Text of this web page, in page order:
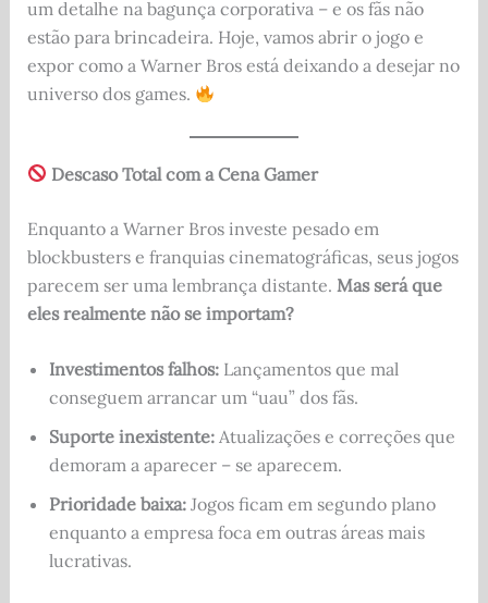
o
o
k
p
p
um detalhe na bagunça corporativa – e os fãs não
estão para brincadeira. Hoje, vamos abrir o jogo e
expor como a Warner Bros está deixando a desejar no
universo dos games.
Descaso Total com a Cena Gamer
Enquanto a Warner Bros investe pesado em
blockbusters e franquias cinematográficas, seus jogos
parecem ser uma lembrança distante. Mas será que
eles realmente não se importam?
Investimentos falhos:Lançamentos que mal
conseguem arrancar um “uau” dos fãs.
Suporte inexistente:Atualizações e correções que
demoram a aparecer – se aparecem.
Prioridade baixa:Jogos ficam em segundo plano
enquanto a empresa foca em outras áreas mais
lucrativas.